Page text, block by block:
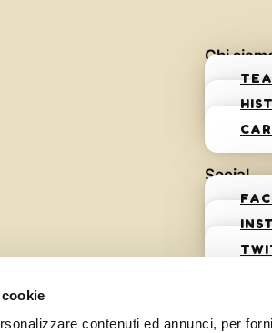
contenuti ed annunci, per
Chi
Social